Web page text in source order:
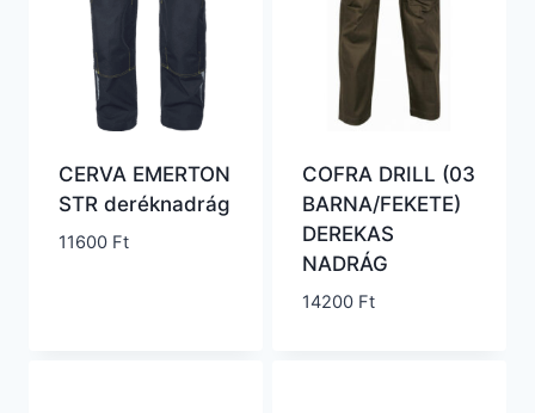
CERVA EMERTON
STR deréknadrág
11600 Ft
COFRA DRILL (03
BARNA/FEKETE)
DEREKAS
NADRÁG
14200 Ft